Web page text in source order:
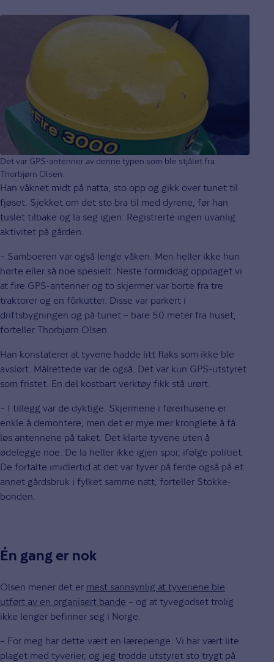
Det var GPS-antenner av denne typen som ble stjålet fra
Thorbjørn Olsen.
Han våknet midt på natta, sto opp og gikk over tunet til
fjøset. Sjekket om det sto bra til med dyrene, før han
tuslet tilbake og la seg igjen. Registrerte ingen uvanlig
aktivitet på gården.
– Samboeren var også lenge våken. Men heller ikke hun
hørte eller så noe spesielt. Neste formiddag oppdaget vi
at fire GPS-antenner og to skjermer var borte fra tre
traktorer og en fôrkutter. Disse var parkert i
driftsbygningen og på tunet – bare 50 meter fra huset,
forteller Thorbjørn Olsen.
Han konstaterer at tyvene hadde litt flaks som ikke ble
avslørt. Målrettede var de også. Det var kun GPS-utstyret
som fristet. En del kostbart verktøy fikk stå urørt.
­– I tillegg var de dyktige. Skjermene i førerhusene er
enkle å demontere, men det er mye mer kronglete å få
løs antennene på taket. Det klarte tyvene uten å
ødelegge noe. De la heller ikke igjen spor, ifølge politiet.
De fortalte imidlertid at det var tyver på ferde også på et
annet gårdsbruk i fylket samme natt, forteller Stokke-
bonden.
Én gang er nok
Olsen mener det er mest sannsynlig at tyveriene ble
utført av en organisert bande – og at tyvegodset trolig
ikke lenger befinner seg i Norge.
– For meg har dette vært en lærepenge. Vi har vært lite
plaget med tyverier, og jeg trodde utstyret sto trygt på